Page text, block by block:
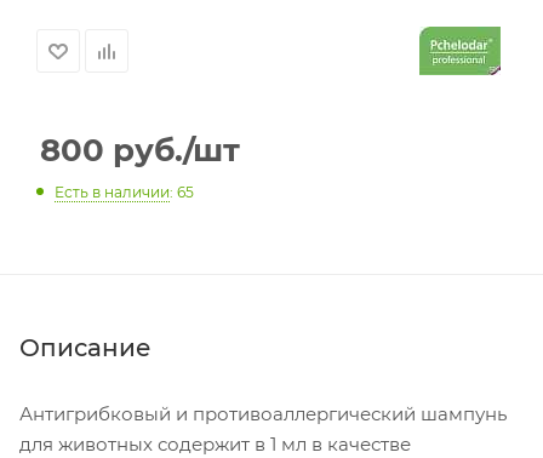
800 руб./шт
Есть в наличии: 65
Описание
Антигрибковый и противоаллергический шампунь
для животных содержит в 1 мл в качестве